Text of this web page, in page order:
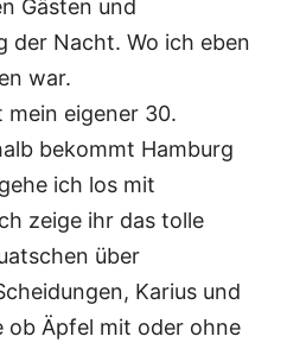
Gästen und
der Nacht. Wo ich eben
war.
eigener 30.
bekommt Hamburg
ich los mit
zeige ihr das tolle
über
Karius und
ob Äpfel mit oder ohne